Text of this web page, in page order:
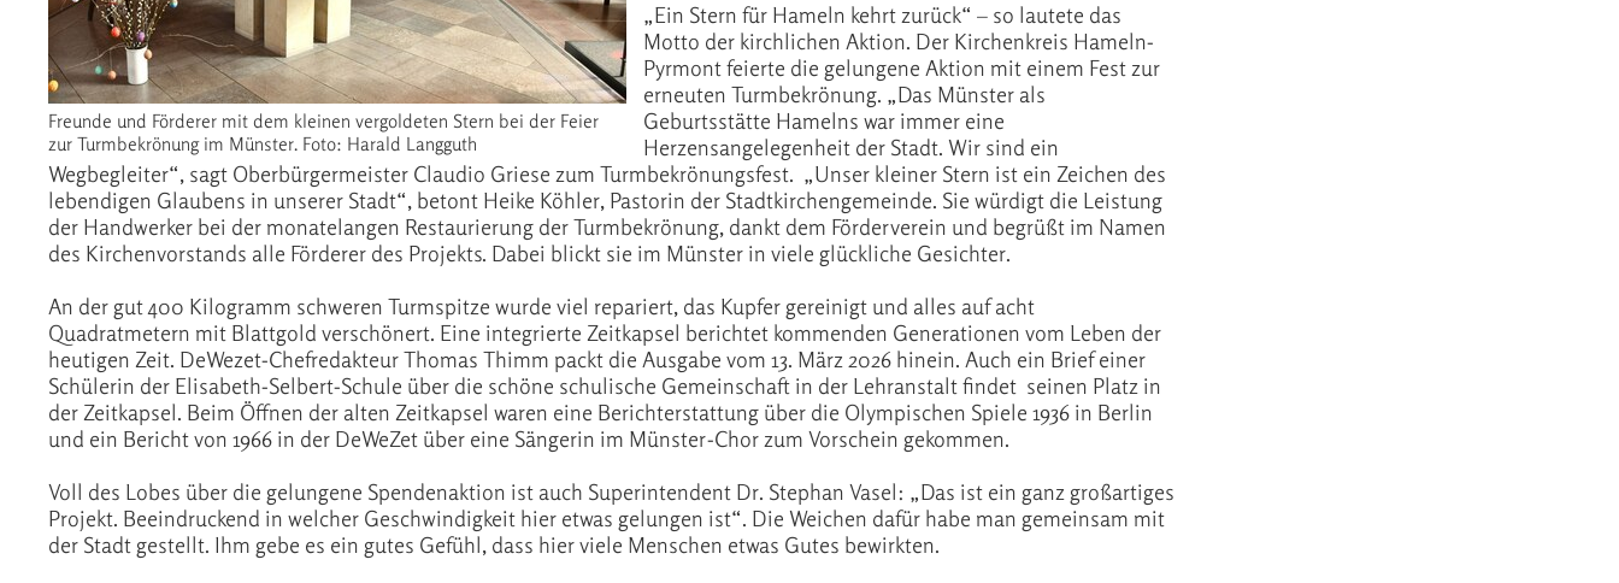
Freunde und Förderer mit dem kleinen vergoldeten Stern bei der Feier
zur Turmbekrönung im Münster. Foto: Harald Langguth
„Ein Stern für Hameln kehrt zurück“ – so lautete das
Motto der kirchlichen Aktion. Der Kirchenkreis Hameln-
Pyrmont feierte die gelungene Aktion mit einem Fest zur
erneuten Turmbekrönung. „Das Münster als
Geburtsstätte Hamelns war immer eine
Herzensangelegenheit der Stadt. Wir sind ein
Wegbegleiter“, sagt Oberbürgermeister Claudio Griese zum Turmbekrönungsfest. „Unser kleiner Stern ist ein Zeichen des
lebendigen Glaubens in unserer Stadt“, betont Heike Köhler, Pastorin der Stadtkirchengemeinde. Sie würdigt die Leistung
der Handwerker bei der monatelangen Restaurierung der Turmbekrönung, dankt dem Förderverein und begrüßt im Namen
des Kirchenvorstands alle Förderer des Projekts. Dabei blickt sie im Münster in viele glückliche Gesichter.
An der gut 400 Kilogramm schweren Turmspitze wurde viel repariert, das Kupfer gereinigt und alles auf acht
Quadratmetern mit Blattgold verschönert. Eine integrierte Zeitkapsel berichtet kommenden Generationen vom Leben der
heutigen Zeit. DeWezet-Chefredakteur Thomas Thimm packt die Ausgabe vom 13. März 2026 hinein. Auch ein Brief einer
Schülerin der Elisabeth-Selbert-Schule über die schöne schulische Gemeinschaft in der Lehranstalt findet seinen Platz in
der Zeitkapsel. Beim Öffnen der alten Zeitkapsel waren eine Berichterstattung über die Olympischen Spiele 1936 in Berlin
und ein Bericht von 1966 in der DeWeZet über eine Sängerin im Münster-Chor zum Vorschein gekommen.
Voll des Lobes über die gelungene Spendenaktion ist auch Superintendent Dr. Stephan Vasel: „Das ist ein ganz großartiges
Projekt. Beeindruckend in welcher Geschwindigkeit hier etwas gelungen ist“. Die Weichen dafür habe man gemeinsam mit
der Stadt gestellt. Ihm gebe es ein gutes Gefühl, dass hier viele Menschen etwas Gutes bewirkten.